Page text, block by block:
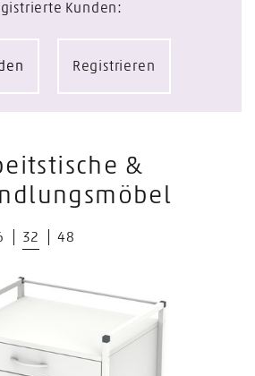
Kunden:
Registrieren
&
32 48